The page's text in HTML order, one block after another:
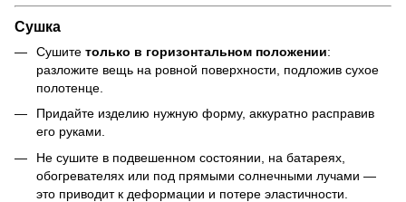
Сушка
Сушите только в горизонтальном положении:
разложите вещь на ровной поверхности, подложив сухое
полотенце.
Придайте изделию нужную форму, аккуратно расправив
его руками.
Не сушите в подвешенном состоянии, на батареях,
обогревателях или под прямыми солнечными лучами —
это приводит к деформации и потере эластичности.